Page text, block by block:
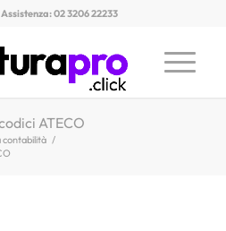
02 3206 22233
ATECO
contabilità /